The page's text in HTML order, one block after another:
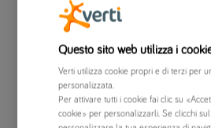
interno c’è un trasformatore che
piccole quantità di energia. E
Watt all’ora: rimuovendo i caricatori
quando non vengono utilizzati,
risparmiare altri 40 euro l’anno
ottimizzando l’uso di tutti gli
Questo sito web utilizza i
Verti utilizza cookie propri e di terzi per
personalizzata.
Per attivare tutti i cookie fai clic su
cookie» per personalizzarli. Se clicchi